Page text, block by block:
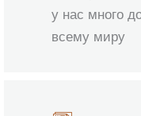
у нас много
всему миру